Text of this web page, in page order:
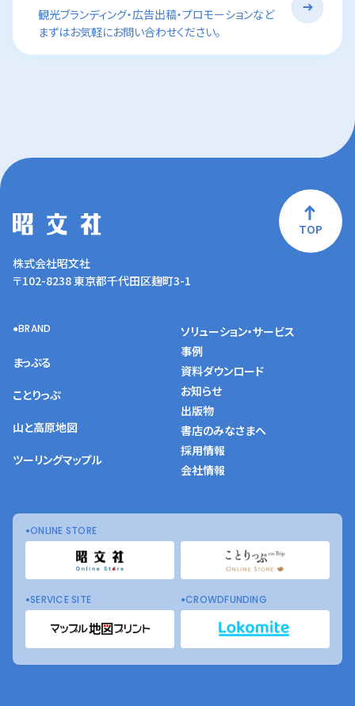
観光ブランディング・広告出稿・プロモーションなど
まずはお気軽にお問い合わせください。
TOP
株式会社昭文社
〒102-8238 東京都千代田区麹町3-1
BRAND
まっぷる
ことりっぷ
山と高原地図
ツーリングマップル
ソリューション・サービス
事例
資料ダウンロード
お知らせ
出版物
書店のみなさまへ
採用情報
会社情報
ONLINE STORE
SERVICE SITE CROWDFUNDING